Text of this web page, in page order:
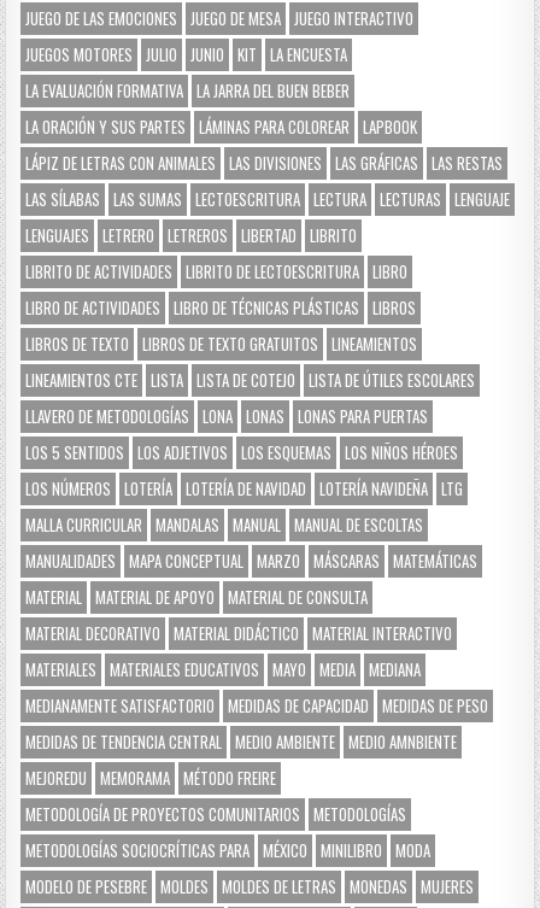
JUEGO DE LAS EMOCIONES
JUEGO DE MESA JUEGO INTERACTIVO
JUEGOS MOTORES
JULIO JUNIO KIT
LA ENCUESTA
LA EVALUACIÓN FORMATIVA LA JARRA DEL BUEN BEBER
LA ORACIÓN Y SUS PARTES
LÁMINAS PARA COLOREAR
LAPBOOK
LÁPIZ DE LETRAS CON ANIMALES
LAS DIVISIONES LAS GRÁFICAS
LAS RESTAS
LAS SÍLABAS
LAS SUMAS LECTOESCRITURA LECTURA LECTURAS
LENGUAJE
LENGUAJES
LETRERO LETREROS LIBERTAD
LIBRITO
LIBRITO DE ACTIVIDADES
LIBRITO DE LECTOESCRITURA LIBRO
LIBRO DE ACTIVIDADES
LIBRO DE TÉCNICAS PLÁSTICAS
LIBROS
LIBROS DE TEXTO
LIBROS DE TEXTO GRATUITOS
LINEAMIENTOS
LINEAMIENTOS CTE LISTA LISTA DE COTEJO
LISTA DE ÚTILES ESCOLARES
LLAVERO DE METODOLOGÍAS
LONA LONAS
LONAS PARA PUERTAS
LOS 5 SENTIDOS
LOS ADJETIVOS LOS ESQUEMAS
LOS NIÑOS HÉROES
LOS NÚMEROS
LOTERÍA LOTERÍA DE NAVIDAD LOTERÍA NAVIDEÑA LTG
MALLA CURRICULAR
MANDALAS MANUAL
MANUAL DE ESCOLTAS
MANUALIDADES
MAPA CONCEPTUAL MARZO MÁSCARAS
MATEMÁTICAS
MATERIAL
MATERIAL DE APOYO
MATERIAL DE CONSULTA
MATERIAL DECORATIVO
MATERIAL DIDÁCTICO
MATERIAL INTERACTIVO
MATERIALES
MATERIALES EDUCATIVOS MAYO MEDIA MEDIANA
MEDIANAMENTE SATISFACTORIO
MEDIDAS DE CAPACIDAD
MEDIDAS DE PESO
MEDIDAS DE TENDENCIA CENTRAL
MEDIO AMBIENTE MEDIO AMNBIENTE
MEJOREDU
MEMORAMA MÉTODO FREIRE
METODOLOGÍA DE PROYECTOS COMUNITARIOS
METODOLOGÍAS
METODOLOGÍAS SOCIOCRÍTICAS PARA MÉXICO MINILIBRO
MODA
MODELO DE PESEBRE MOLDES MOLDES DE LETRAS MONEDAS
MUJERES